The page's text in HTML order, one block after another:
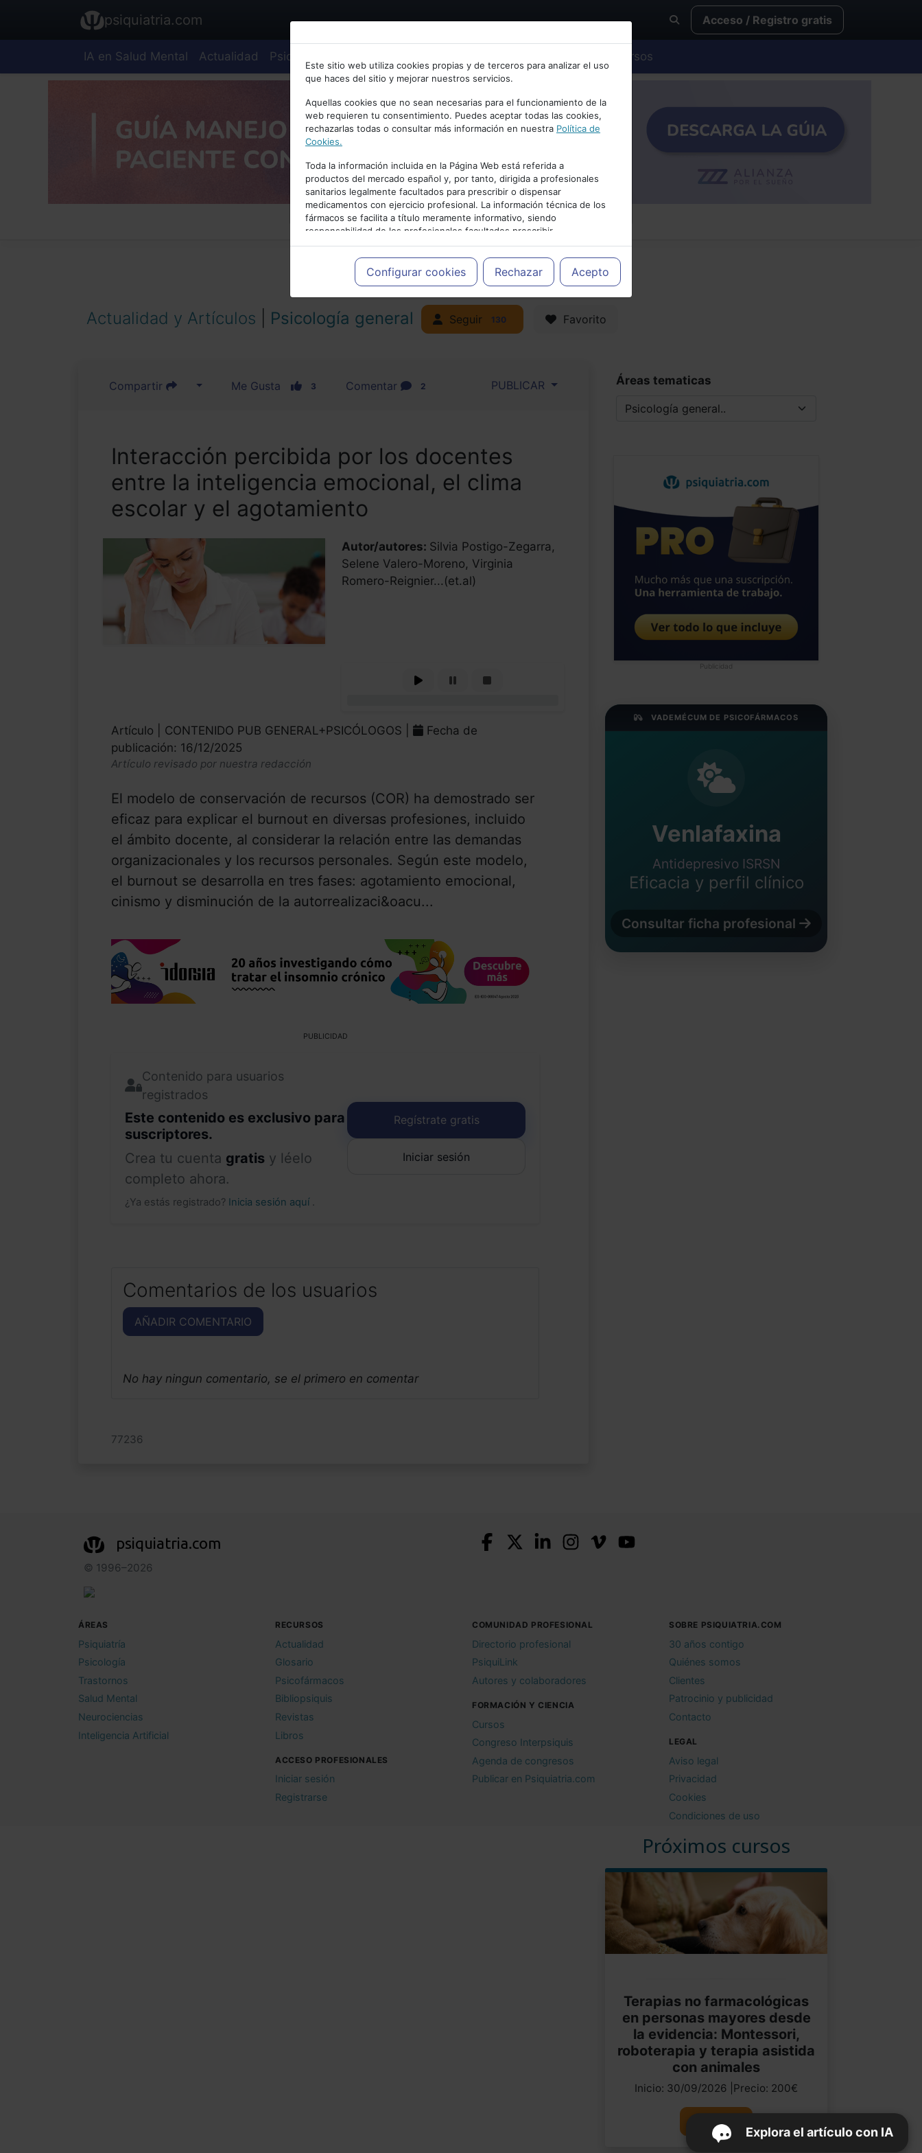
Bienvenid@ a psiquiatria.com
Escribe tu Email
Accede o regístrate con tu email.
Cancelar
psiquiatria.com Acceso / Registro gratis
IA en Salud Mental Actualidad Psiquiatría Cursos
Este sitio web utiliza cookies propias y de terceros para analizar el uso
que haces del sitio y mejorar nuestros servicios.
Aquellas cookies que no sean necesarias para el funcionamiento de la
web requieren tu consentimiento. Puedes aceptar todas las cookies,
rechazarlas todas o consultar más información en nuestra Política de
Cookies.
Toda la información incluida en la Página Web está referida a
productos del mercado español y, por tanto, dirigida a profesionales
sanitarios legalmente facultados para prescribir o dispensar
medicamentos con ejercicio profesional. La información técnica de los
fármacos se facilita a título meramente informativo, siendo
responsabilidad de los profesionales facultados prescribir
medicamentos y decidir, en cada caso concreto, el tratamiento más
adecuado a las necesidades del paciente.
Configurar cookies Rechazar Acepto
PUBLICIDAD
Actualidad y Artículos Psicología general Seguir 130 Favorito
Compartir Me Gusta 3 Comentar 2 PUBLICAR
Interacción percibida por los docentes
entre la inteligencia emocional, el clima
escolar y el agotamiento
Autor/autores: Silvia Postigo-Zegarra,
Selene Valero-Moreno, Virginia
Romero-Reignier...(et.al)
Artículo | CONTENIDO PUB GENERAL+PSICÓLOGOS |
Fecha de
publicación: 16/12/2025
Artículo revisado por nuestra redacción
El modelo de conservación de recursos (COR) ha demostrado ser
eficaz para explicar el burnout en diversas profesiones, incluido
el ámbito docente, al considerar la relación entre las demandas
organizacionales y los recursos personales. Según este modelo,
el burnout se desarrolla en tres fases: agotamiento emocional,
cinismo y disminución de la autorrealizaci&oacu...
PUBLICIDAD
Contenido para usuarios
registrados
Este contenido es exclusivo para
suscriptores.
Crea tu cuenta gratis y léelo
completo ahora.
¿Ya estás registrado? Inicia sesión aquí .
Regístrate gratis
Iniciar sesión
Comentarios de los usuarios
AÑADIR COMENTARIO
No hay ningun comentario, se el primero en comentar
77236
Áreas tematicas
Publicidad
VADEMÉCUM DE PSICOFÁRMACOS
Venlafaxina
Antidepresivo ISRSN
Eficacia y perfil clínico
Consultar ficha profesional
Próximos cursos
Terapias no farmacológicas
en personas mayores desde
la evidencia: Montessori,
roboterapia y terapia asistida
con animales
Inicio: 30/09/2026 |Precio: 200€
Ver curso
Explora el artículo con IA
psiquiatria.com
© 1996–2026
ÁREAS
Psiquiatría
Psicología
Trastornos
Salud Mental
Neurociencias
Inteligencia Artificial
RECURSOS
Actualidad
Glosario
Psicofármacos
Bibliopsiquis
Revistas
Libros
ACCESO PROFESIONALES
Iniciar sesión
Registrarse
COMUNIDAD PROFESIONAL
Directorio profesional
PsiquiLink
Autores y colaboradores
FORMACIÓN Y CIENCIA
Cursos
Congreso Interpsiquis
Agenda de congresos
Publicar en Psiquiatria.com
SOBRE PSIQUIATRIA.COM
30 años contigo
Quiénes somos
Clientes
Patrocinio y publicidad
Contacto
LEGAL
Aviso legal
Privacidad
Cookies
Condiciones de uso